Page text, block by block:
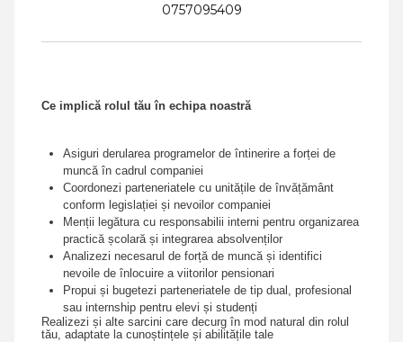
0757095409
Ce implică rolul tău în echipa noastră
Asiguri derularea programelor de întinerire a forței de
muncă în cadrul companiei
Coordonezi parteneriatele cu unitățile de învățământ
conform legislației și nevoilor companiei
Menții legătura cu responsabilii interni pentru organizarea
practică școlară și integrarea absolvenților
Analizezi necesarul de forță de muncă și identifici
nevoile de înlocuire a viitorilor pensionari
Propui și bugetezi parteneriatele de tip dual, profesional
sau internship pentru elevi și studenți
Realizezi și alte sarcini care decurg în mod natural din rolul
tău, adaptate la cunoștințele și abilitățile tale